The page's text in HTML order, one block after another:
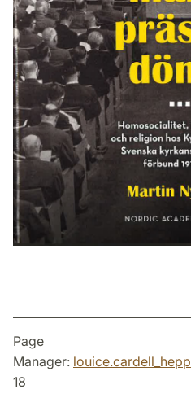
Page
Manager: louice.cardell_hepp
18